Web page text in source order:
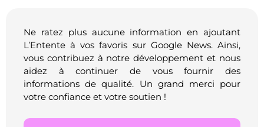
Ne ratez plus aucune information en ajoutant
L’Entente à vos favoris sur Google News. Ainsi,
vous contribuez à notre développement et nous
aidez à continuer de vous fournir des
informations de qualité. Un grand merci pour
votre confiance et votre soutien !